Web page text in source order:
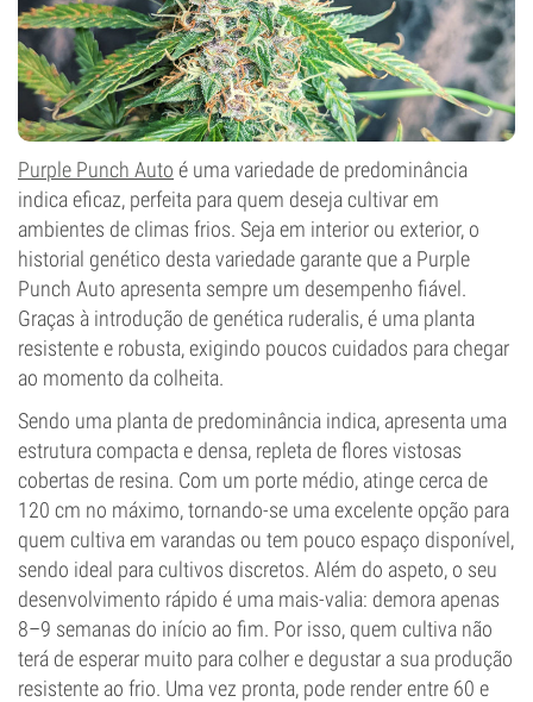
Purple Punch Auto é uma variedade de predominância
indica eficaz, perfeita para quem deseja cultivar em
ambientes de climas frios. Seja em interior ou exterior, o
historial genético desta variedade garante que a Purple
Punch Auto apresenta sempre um desempenho fiável.
Graças à introdução de genética ruderalis, é uma planta
resistente e robusta, exigindo poucos cuidados para chegar
ao momento da colheita.
Sendo uma planta de predominância indica, apresenta uma
estrutura compacta e densa, repleta de flores vistosas
cobertas de resina. Com um porte médio, atinge cerca de
120 cm no máximo, tornando-se uma excelente opção para
quem cultiva em varandas ou tem pouco espaço disponível,
sendo ideal para cultivos discretos. Além do aspeto, o seu
desenvolvimento rápido é uma mais-valia: demora apenas
8–9 semanas do início ao fim. Por isso, quem cultiva não
terá de esperar muito para colher e degustar a sua produção
resistente ao frio. Uma vez pronta, pode render entre 60 e